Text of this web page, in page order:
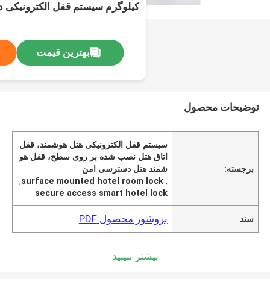
کیلوگرم سیستم قفل
بهترین قیمت
توضیحات محصول
برجسته:
سیستم قفل الکترونیکی هتل هوشمند، قفل
اتاق هتل نصب شده بر روی سطح، قفل هو
شمند هتل دسترسی امن
,
surface mounted hotel room lock
,
secure access smart hotel lock
سند بروشور محصول PDF
بیشتر ببینید